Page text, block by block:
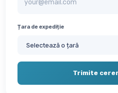
Țara de expediție
Trimite